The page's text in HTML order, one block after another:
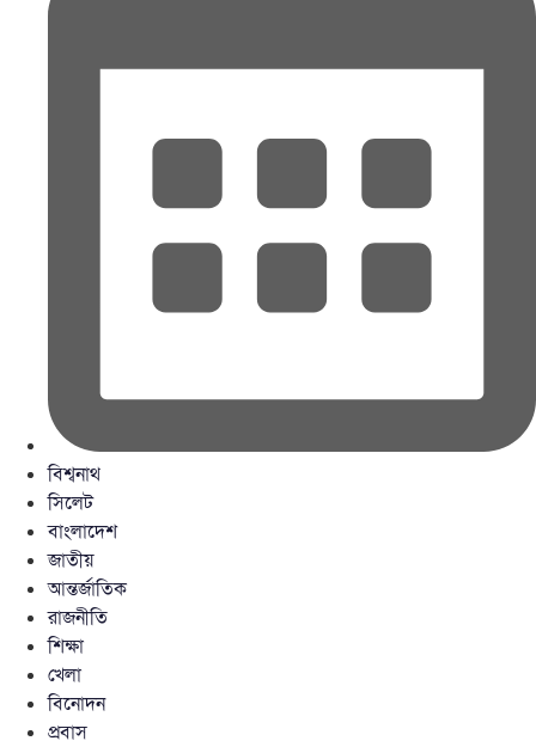
বিশ্বনাথ
সিলেট
বাংলাদেশ
জাতীয়
আন্তর্জাতিক
রাজনীতি
শিক্ষা
খেলা
বিনোদন
প্রবাস